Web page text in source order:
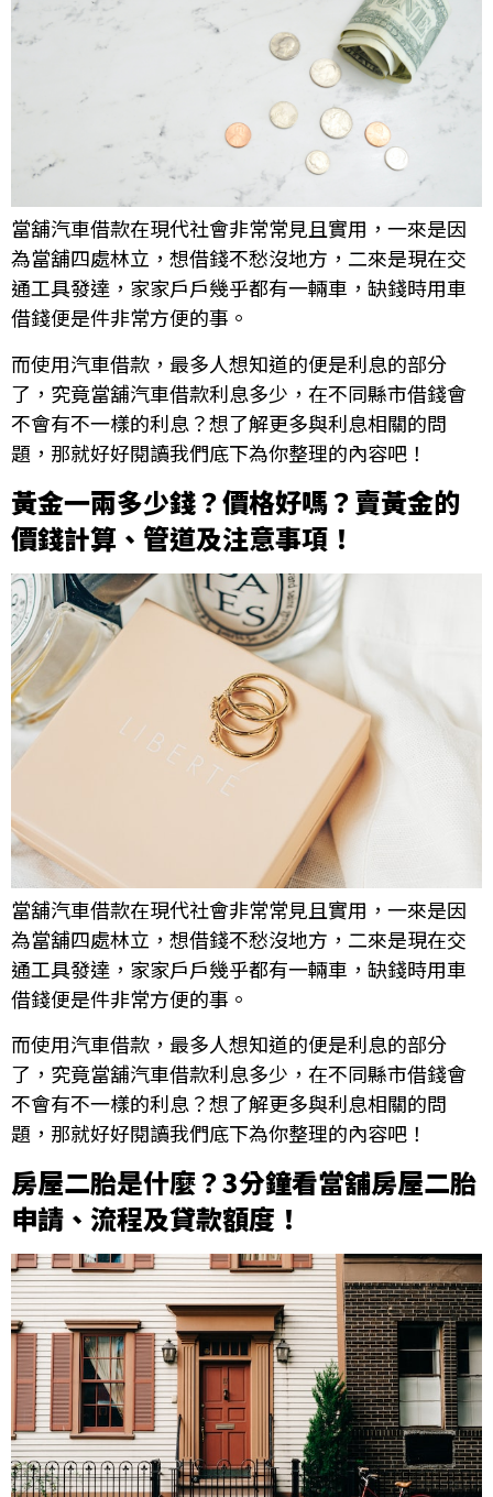
當舖汽車借款在現代社會非常常見且實用，一來是因
為當舖四處林立，想借錢不愁沒地方，二來是現在交
通工具發達，家家戶戶幾乎都有一輛車，缺錢時用車
借錢便是件非常方便的事。
而使用汽車借款，最多人想知道的便是利息的部分
了，究竟當舖汽車借款利息多少，在不同縣市借錢會
不會有不一樣的利息？想了解更多與利息相關的問
題，那就好好閱讀我們底下為你整理的內容吧！
黃金一兩多少錢？價格好嗎？賣黃金的
價錢計算、管道及注意事項！
當舖汽車借款在現代社會非常常見且實用，一來是因
為當舖四處林立，想借錢不愁沒地方，二來是現在交
通工具發達，家家戶戶幾乎都有一輛車，缺錢時用車
借錢便是件非常方便的事。
而使用汽車借款，最多人想知道的便是利息的部分
了，究竟當舖汽車借款利息多少，在不同縣市借錢會
不會有不一樣的利息？想了解更多與利息相關的問
題，那就好好閱讀我們底下為你整理的內容吧！
房屋二胎是什麼？3分鐘看當舖房屋二胎
申請、流程及貸款額度！